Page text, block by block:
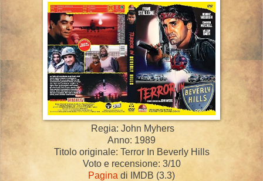
Regia: John Myhers
Anno: 1989
Titolo originale: Terror In Beverly Hills
Voto e recensione: 3/10
Pagina di IMDB (3.3)